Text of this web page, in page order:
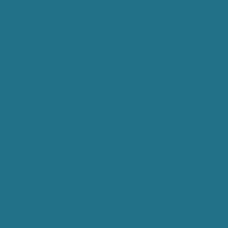
e professor
é